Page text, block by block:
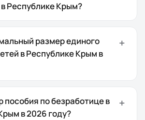
Республике Крым?
размер единого
в Республике Крым в
пособия по безработице в
в 2026 году?